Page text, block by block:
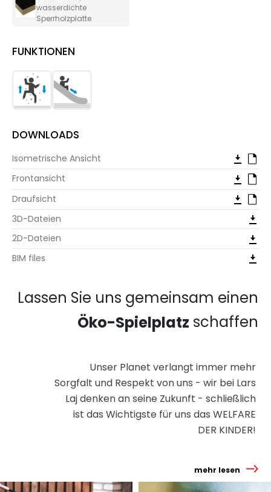
wasserdichte
Sperrholzplatte
FUNKTIONEN
DOWNLOADS
Isometrische Ansicht
Frontansicht
Draufsicht
3D-Dateien
2D-Dateien
BIM files
Lassen Sie uns gemeinsam einen
Öko-Spielplatz schaffen
Unser Planet verlangt immer mehr
Sorgfalt und Respekt von uns - wir bei Lars
Laj denken an seine Zukunft - schließlich
ist das Wichtigste für uns das WELFARE
DER KINDER!
mehr lesen